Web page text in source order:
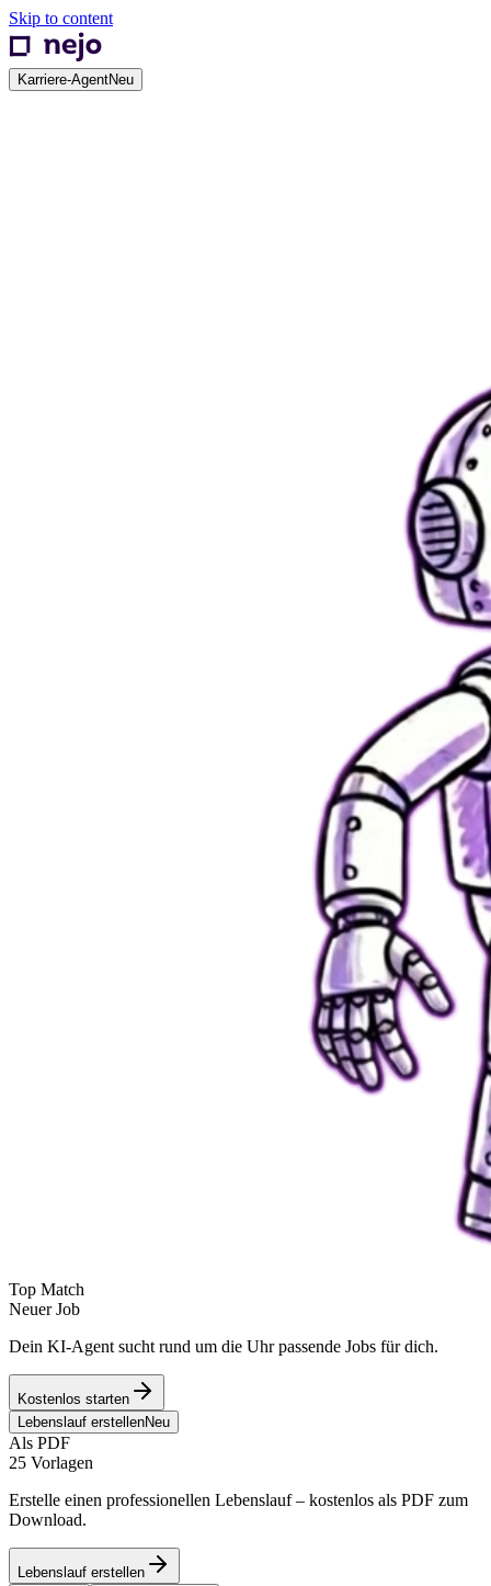
Skip to content
Karriere-AgentNeu
Top Match
Neuer Job
Dein KI-Agent sucht rund um die Uhr passende Jobs für dich.
Kostenlos starten
Lebenslauf erstellenNeu
Als PDF
25 Vorlagen
Erstelle einen professionellen Lebenslauf – kostenlos als PDF zum
Download.
Lebenslauf erstellen